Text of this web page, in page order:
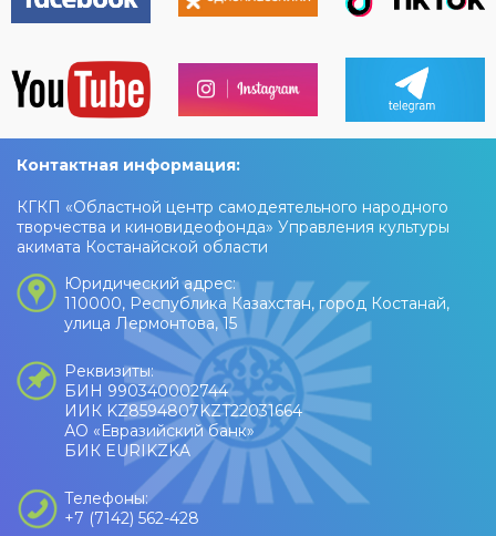
Контактная информация:
КГКП «Областной центр самодеятельного народного
творчества и киновидеофонда» Управления культуры
акимата Костанайской области
Юридический адрес:
110000, Республика Казахстан, город Костанай,
улица Лермонтова, 15
Реквизиты:
БИН 990340002744
ИИК KZ8594807KZT22031664
АО «Евразийский банк»
БИК EURIKZKA
Телефоны:
+7 (7142) 562-428